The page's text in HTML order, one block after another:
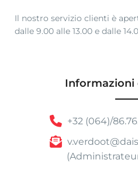
Il nostro servizio clienti è
dalle 9.00 alle 13.00 e dalle
+32 (064)/